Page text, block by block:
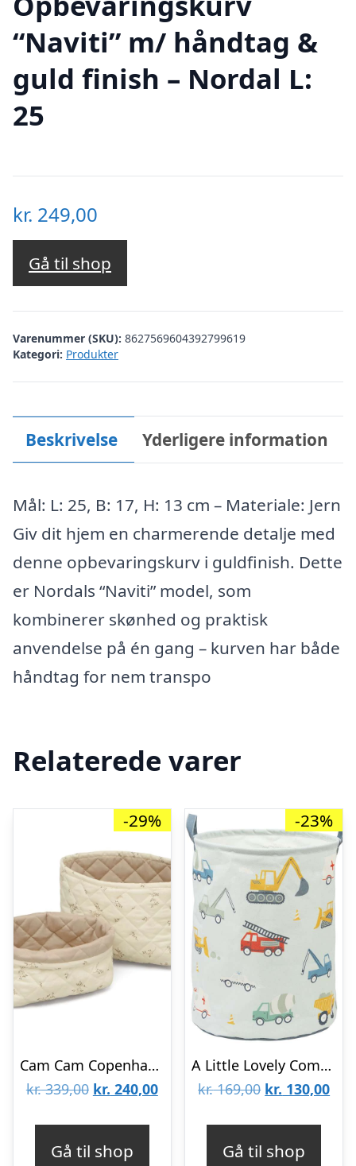
“Naviti” m/ håndtag &
guld finish – Nordal L:
25
kr. 249,00
Gå til shop
Varenummer (SKU): 8627569604392799619
Kategori: Produkter
Beskrivelse Yderligere information
Mål: L: 25, B: 17, H: 13 cm – Materiale: Jern
Giv dit hjem en charmerende detalje med
denne opbevaringskurv i guldfinish. Dette
er Nordals “Naviti” model, som
kombinerer skønhed og praktisk
anvendelse på én gang – kurven har både
håndtag for nem transpo
Relaterede varer
-29%
Cam Cam Copenhagen Quiltede Opbevaringskurve – 2 stk. – OCS – Ashley/Latte
kr.339,00 Den
kr. 240,00Den
Gå til shop
-23%
A Little Lovely Company Opbevaringskurv – Vehicles
kr.169,00 Den
kr. 130,00Den
Gå til shop